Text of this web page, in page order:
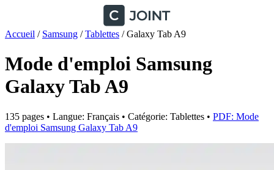
Accueil / Samsung / Tablettes / Galaxy Tab A9
Mode d'emploi Samsung
Galaxy Tab A9
135 pages • Langue: Français • Catégorie: Tablettes • PDF: Mode
d'emploi Samsung Galaxy Tab A9